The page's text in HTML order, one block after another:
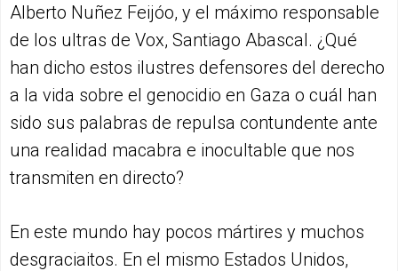
Alberto Nuñez Feijóo, y el máximo responsable
de los ultras de Vox, Santiago Abascal. ¿Qué
han dicho estos ilustres defensores del derecho
a la vida sobre el genocidio en Gaza o cuál han
sido sus palabras de repulsa contundente ante
una realidad macabra e inocultable que nos
transmiten en directo?
En este mundo hay pocos mártires y muchos
desgraciaitos. En el mismo Estados Unidos,